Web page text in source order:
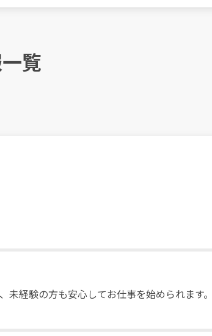
覧
未経験の方も安心してお仕事を始められます